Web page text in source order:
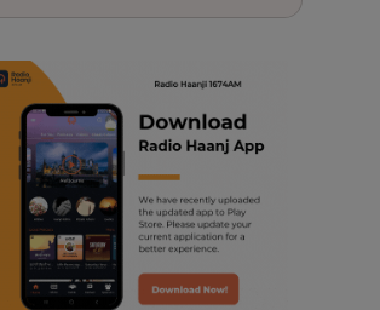
trending punjabi podcast
ranjodh singh
punjabi podcast australia
radio haanji updates